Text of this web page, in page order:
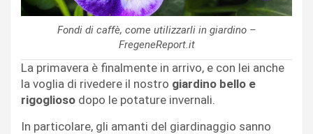
Fondi di caffè, come utilizzarli in giardino –
FregeneReport.it
La primavera è finalmente in arrivo, e con lei anche
la voglia di rivedere il nostro giardino bello e
rigoglioso dopo le potature invernali.
In particolare, gli amanti del giardinaggio sanno